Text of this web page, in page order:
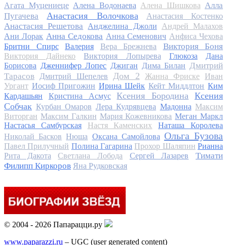
Агата Муцениеце Алена Водонаева Алена Шишкова Алла
Пугачева
Анастасия Волочкова Анастасия Костенко
Анастасия Решетова Анджелина Джоли
Андрей Малахов
Ани Лорак Анна Седокова Анна Семенович Анфиса Чехова
Бритни Спирс
Валерия Вера Брежнева Виктория Боня
Виктория Дайнеко Виктория Лопырева Глюкоза
Дана
Борисова Дженнифер Лопес Джиган Дима Билан Дмитрий
Тарасов
Дмитрий Шепелев Дом 2 Жанна Фриске
Иван
Ургант Иосиф Пригожин Ирина Шейк Кейт Миддлтон Ким
Кардашьян
Кристина Асмус Ксения Бородина
Ксения
Собчак Курбан Омаров Лера Кудрявцева Мадонна Максим
Виторган Максим Галкин Мария Кожевникова Меган Маркл
Настасья Самбурская
Настя Каменских
Наташа Королева
Николай Басков Нюша Оксана Самойлова Ольга Бузова
Павел Прилучный Полина Гагарина Прохор Шаляпин Рианна
Рита Дакота
Светлана Лобода Сергей Лазарев
Тимати
Филипп Киркоров Яна Рудковская
© 2004 - 2026 Папарацци.ру
www.paparazzi.ru – UGC (user generated content)